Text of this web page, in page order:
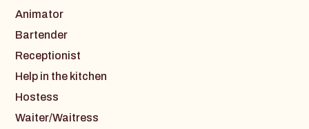
Animator
Bartender
Receptionist
Help in the kitchen
Hostess
Waiter/Waitress